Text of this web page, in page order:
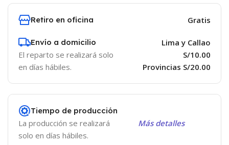
Retiro en oficina Gratis
Envío a domicilio
El reparto se realizará solo
en días hábiles.
Lima y Callao
S/10.00
Provincias S/20.00
Tiempo de producción
La producción se realizará
solo en días hábiles.
Más detalles